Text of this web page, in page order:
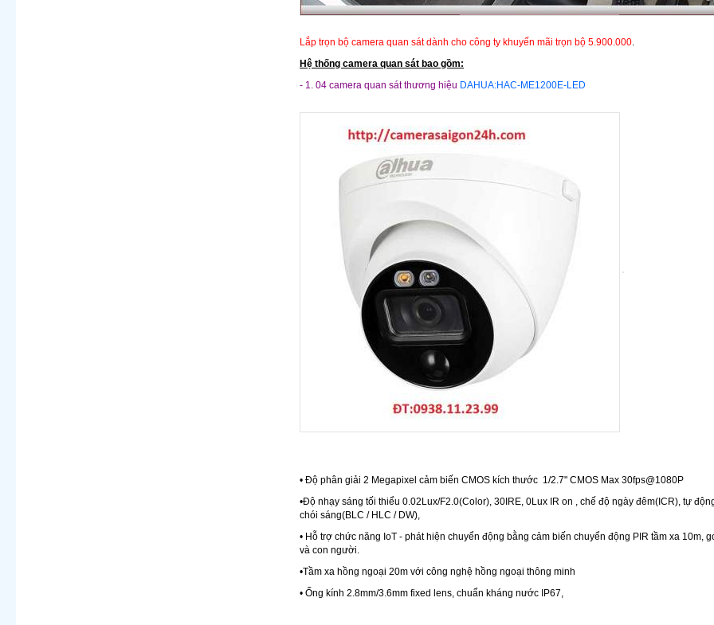
Lắp trọn bộ camera quan sát dành cho công ty khuyến mãi trọn bộ 5.900.000.
Hệ thống camera quan sát bao gồm:
- 1. 04 camera quan sát thương hiệu DAHUA:HAC-ME1200E-LED
• Độ phân giải 2 Megapixel cảm biến CMOS kích thước 1/2.7" CMOS Max 30fps@1080P
•Độ nhạy sáng tối thiểu 0.02Lux/F2.0(Color), 30IRE, 0Lux IR on , chế độ ngày đêm(ICR), tự
chói sáng(BLC / HLC / DW),
• Hỗ trợ chức năng IoT - phát hiện chuyển động bằng cảm biến chuyển động PIR tầm xa
và con người.
•Tầm xa hồng ngoại 20m với công nghệ hồng ngoại thông minh
• Ống kính 2.8mm/3.6mm fixed lens, chuẩn kháng nước IP67,